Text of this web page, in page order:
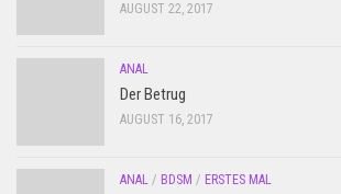
AUGUST 22, 2017
ANAL
Der Betrug
AUGUST 16, 2017
ANAL / BDSM / ERSTES MAL